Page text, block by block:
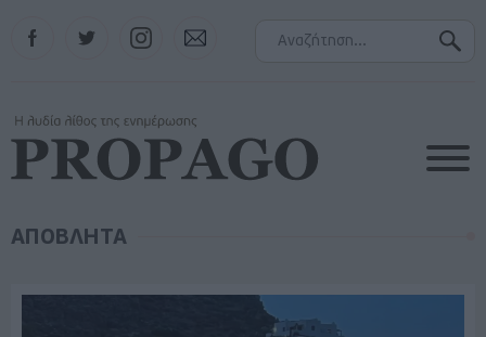
Instagram
ΑΠΟΒΛΗΤΑ